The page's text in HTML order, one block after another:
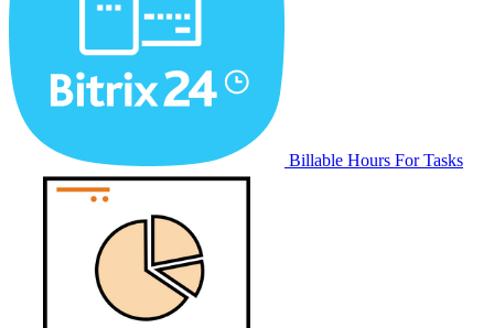
Billable Hours For Tasks